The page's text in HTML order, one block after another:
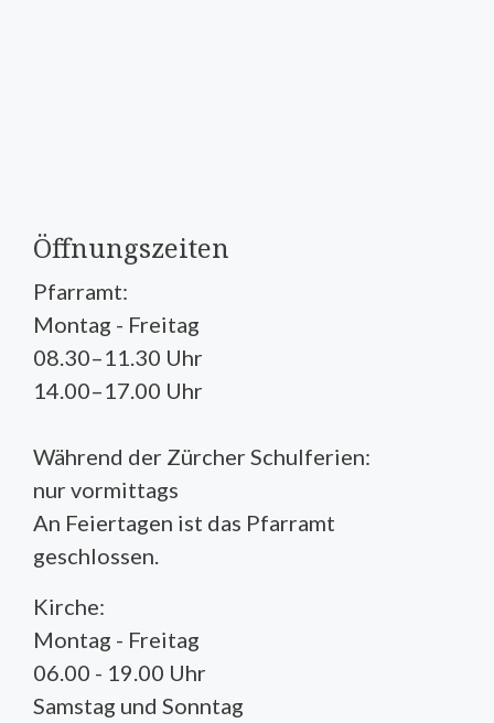
Öffnungszeiten
Pfarramt:
Montag - Freitag
08.30–11.30 Uhr
14.00–17.00 Uhr
Während der Zürcher Schulferien:
nur vormittags
An Feiertagen ist das Pfarramt
geschlossen.
Kirche:
Montag - Freitag
06.00 - 19.00 Uhr
Samstag und Sonntag